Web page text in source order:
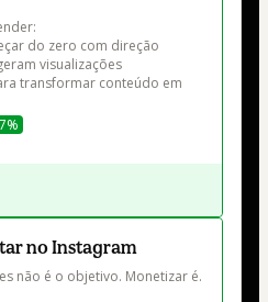
do zero com direção
visualizações
transformar conteúdo em
no Instagram
não é o objetivo. Monetizar é.